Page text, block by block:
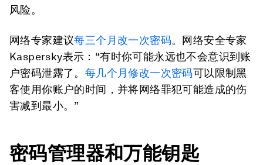
风险。
网络专家建议每三个月改一次密码。网络安全专家
Kaspersky表示：“有时你可能永远也不会意识到账
户密码泄露了。 每几个月修改一次密码可以限制黑
客使用你账户的时间，并将网络罪犯可能造成的伤
害减到最小。”
密码管理器和万能钥匙